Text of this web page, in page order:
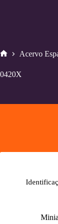
Acervo
0420X